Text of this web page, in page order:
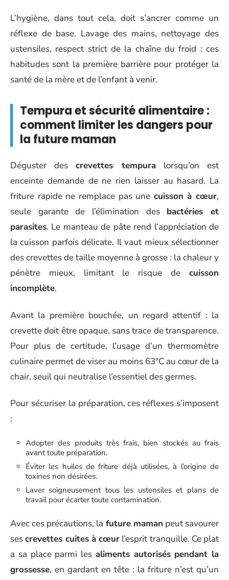
L’hygiène, dans tout cela, doit s’ancrer comme un
réflexe de base. Lavage des mains, nettoyage des
ustensiles, respect strict de la chaîne du froid : ces
habitudes sont la première barrière pour protéger la
santé de la mère et de l’enfant à venir.
Tempura et sécurité alimentaire :
comment limiter les dangers pour
la future maman
Déguster descrevettes tempuralorsqu’on est
enceinte demande de ne rien laisser au hasard. La
friture rapide ne remplace pas une cuisson à cœur,
seule garante de l’élimination des bactéries et
parasites. Le manteau de pâte rend l’appréciation de
la cuisson parfois délicate. Il vaut mieux sélectionner
des crevettes de taille moyenne à grosse : la chaleur y
pénètre mieux, limitant le risque de cuisson
incomplète.
Avant la première bouchée, un regard attentif : la
crevette doit être opaque, sans trace de transparence.
Pour plus de certitude, l’usage d’un thermomètre
culinaire permet de viser au moins 63°C au cœur de la
chair, seuil qui neutralise l’essentiel des germes.
Pour sécuriser la préparation, ces réflexes s’imposent
:
Adopter des produits très frais, bien stockés au frais
avant toute préparation.
Éviter les huiles de friture déjà utilisées, à l’origine de
toxines non désirées.
Laver soigneusement tous les ustensiles et plans de
travail pour écarter toute contamination.
Avec ces précautions, la future maman peut savourer
sescrevettes cuites à cœur l’esprit tranquille. Ce plat
a sa place parmi les aliments autorisés pendant la
grossesse, en gardant en tête : la friture n’est qu’un